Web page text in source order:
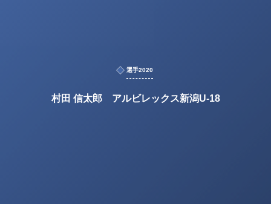
選手2020
村田 信太郎 アルビレックス新潟U-18